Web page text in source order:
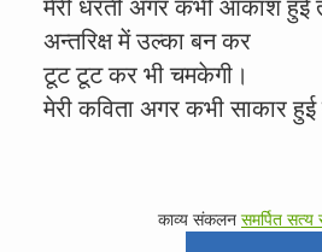
मेरी धरती अगर कभी आकाश हुई
अन्तरिक्ष में उल्का बन कर
टूट टूट कर भी चमकेगी।
मेरी कविता अगर कभी साकार हुई
काव्य संकलन समर्पित सत्य